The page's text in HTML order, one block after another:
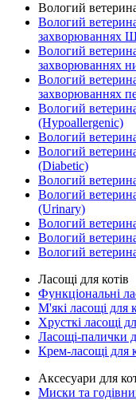
Вологий
Вологий
захворюваннях
Вологий
захворюваннях
Вологий
захворюваннях
Вологий
(Hypoallergenic)
Вологий
Вологий
(Diabetic)
Вологий
Вологий
(Urinary)
Вологий
Вологий
Вологий
Ласощі для котів
Функціональні
М'які ласощі для
Хрусткі ласощі
Ласощі-палички
Крем-ласощі для
Аксесуари для
Миски та